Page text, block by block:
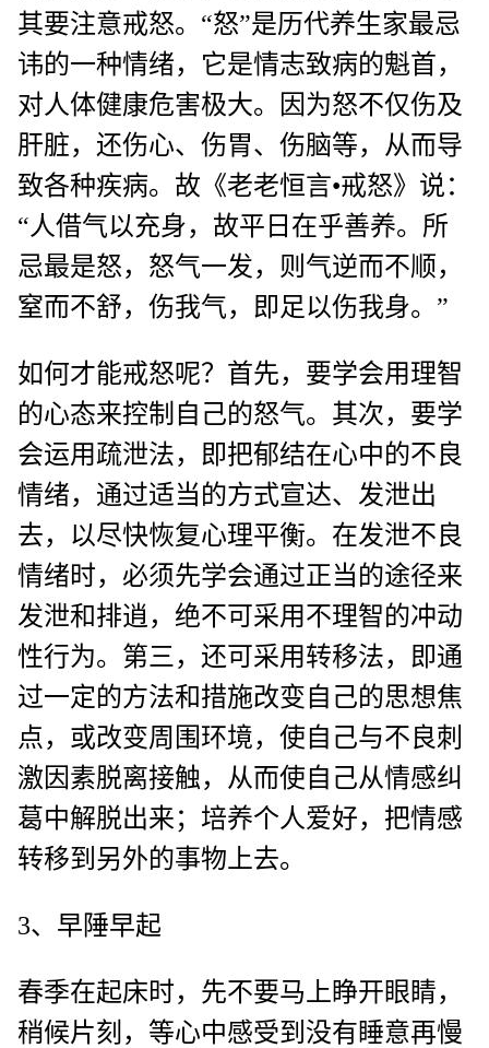
其要注意戒怒。“怒”是历代养生家最忌
讳的一种情绪，它是情志致病的魁首，
对人体健康危害极大。因为怒不仅伤及
肝脏，还伤心、伤胃、伤脑等，从而导
致各种疾病。故《老老恒言•戒怒》说：
“人借气以充身，故平日在乎善养。所
忌最是怒，怒气一发，则气逆而不顺，
窒而不舒，伤我气，即足以伤我身。”
如何才能戒怒呢？首先，要学会用理智
的心态来控制自己的怒气。其次，要学
会运用疏泄法，即把郁结在心中的不良
情绪，通过适当的方式宣达、发泄出
去，以尽快恢复心理平衡。在发泄不良
情绪时，必须先学会通过正当的途径来
发泄和排逍，绝不可采用不理智的冲动
性行为。第三，还可采用转移法，即通
过一定的方法和措施改变自己的思想焦
点，或改变周围环境，使自己与不良刺
激因素脱离接触，从而使自己从情感纠
葛中解脱出来；培养个人爱好，把情感
转移到另外的事物上去。
3、早陲早起
春季在起床时，先不要马上睁开眼睛，
稍候片刻，等心中感受到没有睡意再慢